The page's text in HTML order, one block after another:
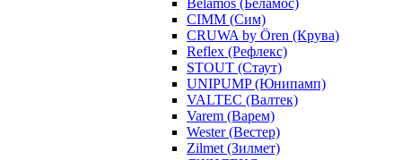
Belamos (Беламос)
CIMM (Сим)
CRUWA by Ören (Крува)
Reflex (Рефлекс)
STOUT (Стаут)
UNIPUMP (Юнипамп)
VALTEC (Валтек)
Varem (Варем)
Wester (Вестер)
Zilmet (Зилмет)